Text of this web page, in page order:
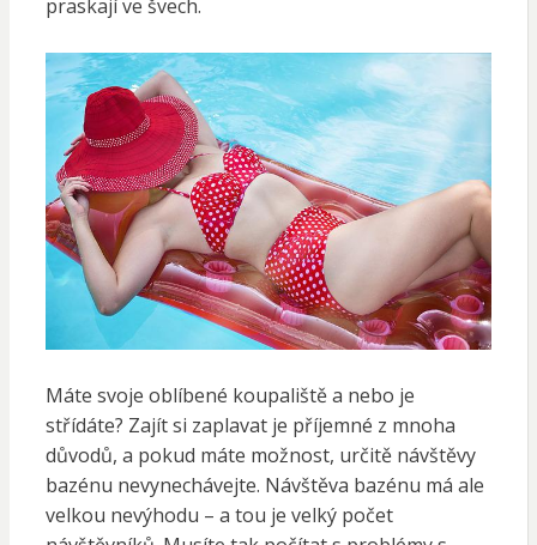
praskají ve švech.
Máte svoje oblíbené koupaliště a nebo je
střídáte? Zajít si zaplavat je příjemné z mnoha
důvodů, a pokud máte možnost, určitě návštěvy
bazénu nevynechávejte. Návštěva bazénu má ale
velkou nevýhodu – a tou je velký počet